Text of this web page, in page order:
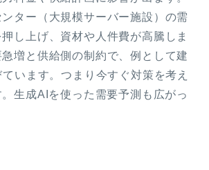
ター（大規模サーバー施設）の需
し上げ、資材や人件費が高騰しま
増と供給側の制約で、例として建
います。つまり今すぐ対策を考え
生成AIを使った需要予測も広がっ